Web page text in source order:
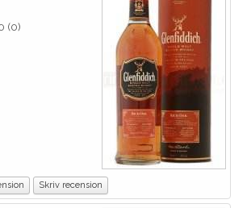
(0)
Skriv recension